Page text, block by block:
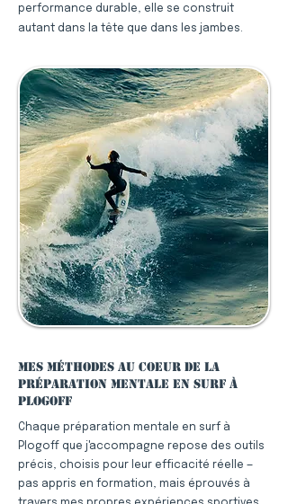
performance durable, elle se construit
autant dans la tête que dans les jambes.
Mes méthodes au coeur de la
préparation mentale en surf à
Plogoff
Chaque préparation mentale en surf à
Plogoff que j'accompagne repose des outils
précis, choisis pour leur efficacité réelle —
pas appris en formation, mais éprouvés à